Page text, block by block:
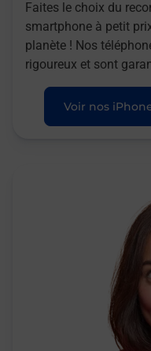
Faites le choix du
smartphone à petit
planète ! Nos
rigoureux et sont
Voir nos